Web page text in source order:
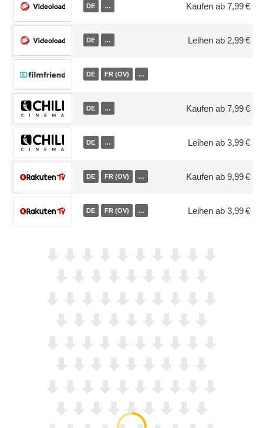
DE … Kaufen ab 7,99 €
DE … Leihen ab 2,99 €
DE FR (OV) …
DE … Kaufen ab 7,99 €
DE … Leihen ab 3,99 €
DE FR (OV) … Kaufen ab 9,99 €
DE FR (OV) … Leihen ab 3,99 €